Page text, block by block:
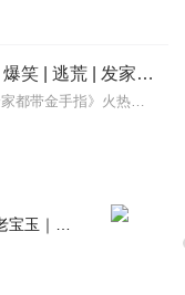
我全家都是穿来的 | 穿越 | 爆笑 | 逃荒 | 发家致富 | 多人有声剧
润为有声最新古言种田文《我全家都带金手指》火热更新，点击进入！精品多人有声剧，原著霸榜全网女频第一，五年来最好看的种田文。内容简介一家三口穿越古代，穿越过来就遇...